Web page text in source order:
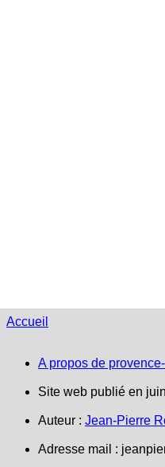
Accueil
A propos de
Site web publié en
Auteur : Jean-Pierre
Adresse mail :